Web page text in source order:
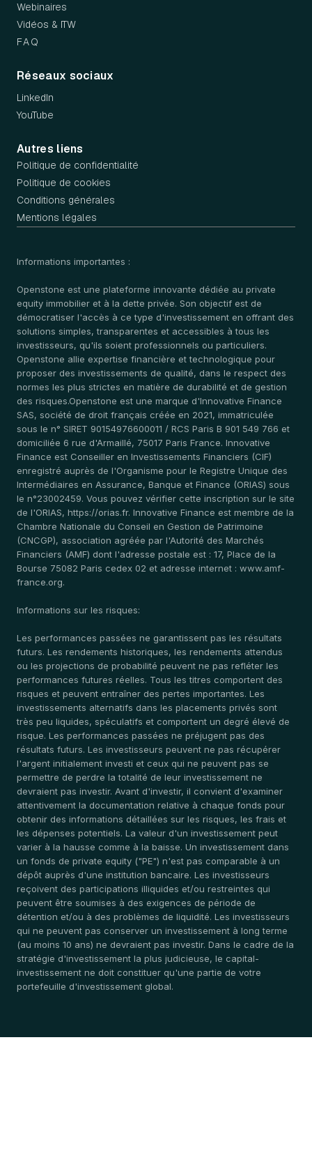
Webinaires
Vidéos & ITW
FAQ
Réseaux sociaux
LinkedIn
YouTube
Autres liens
Politique de confidentialité
Politique de cookies
Conditions générales
Mentions légales
Informations importantes :
Openstone est une plateforme innovante dédiée au private
equity immobilier et à la dette privée. Son objectif est de
démocratiser l'accès à ce type d'investissement en offrant des
solutions simples, transparentes et accessibles à tous les
investisseurs, qu'ils soient professionnels ou particuliers.
Openstone allie expertise financière et technologique pour
proposer des investissements de qualité, dans le respect des
normes les plus strictes en matière de durabilité et de gestion
des risques.Openstone est une marque d'Innovative Finance
SAS, société de droit français créée en 2021, immatriculée
sous le n° SIRET 90154976600011 / RCS Paris B 901 549 766 et
domiciliée 6 rue d'Armaillé, 75017 Paris France. Innovative
Finance est Conseiller en Investissements Financiers (CIF)
enregistré auprès de l'Organisme pour le Registre Unique des
Intermédiaires en Assurance, Banque et Finance (ORIAS) sous
le n°23002459. Vous pouvez vérifier cette inscription sur le site
de l'ORIAS, https://orias.fr. Innovative Finance est membre de la
Chambre Nationale du Conseil en Gestion de Patrimoine
(CNCGP), association agréée par l'Autorité des Marchés
Financiers (AMF) dont l'adresse postale est : 17, Place de la
Bourse 75082 Paris cedex 02 et adresse internet : www.amf-
france.org.
Informations sur les risques:
Les performances passées ne garantissent pas les résultats
futurs. Les rendements historiques, les rendements attendus
ou les projections de probabilité peuvent ne pas refléter les
performances futures réelles. Tous les titres comportent des
risques et peuvent entraîner des pertes importantes. Les
investissements alternatifs dans les placements privés sont
très peu liquides, spéculatifs et comportent un degré élevé de
risque. Les performances passées ne préjugent pas des
résultats futurs. Les investisseurs peuvent ne pas récupérer
l'argent initialement investi et ceux qui ne peuvent pas se
permettre de perdre la totalité de leur investissement ne
devraient pas investir. Avant d'investir, il convient d'examiner
attentivement la documentation relative à chaque fonds pour
obtenir des informations détaillées sur les risques, les frais et
les dépenses potentiels. La valeur d'un investissement peut
varier à la hausse comme à la baisse. Un investissement dans
un fonds de private equity ("PE") n'est pas comparable à un
dépôt auprès d'une institution bancaire. Les investisseurs
reçoivent des participations illiquides et/ou restreintes qui
peuvent être soumises à des exigences de période de
détention et/ou à des problèmes de liquidité. Les investisseurs
qui ne peuvent pas conserver un investissement à long terme
(au moins 10 ans) ne devraient pas investir. Dans le cadre de la
stratégie d'investissement la plus judicieuse, le capital-
investissement ne doit constituer qu'une partie de votre
portefeuille d'investissement global.